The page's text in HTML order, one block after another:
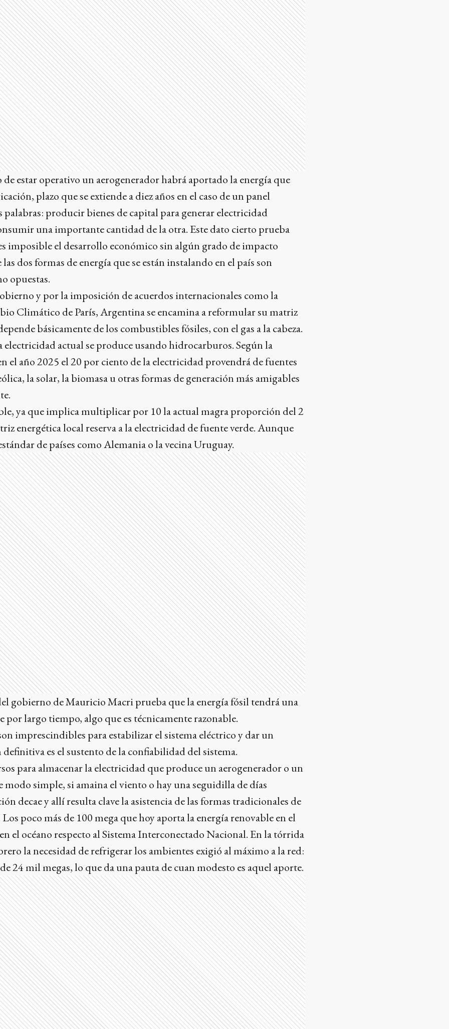
estar operativo un aerogenerador habrá aportado la energía que
plazo que se extiende a diez años en el caso de un panel
palabras: producir bienes de capital para generar electricidad
una importante cantidad de la otra. Este dato cierto prueba
imposible el desarrollo económico sin algún grado de impacto
dos formas de energía que se están instalando en el país son
opuestas.
y por la imposición de acuerdos internacionales como la
Climático de París, Argentina se encamina a reformular su matriz
básicamente de los combustibles fósiles, con el gas a la cabeza.
electricidad actual se produce usando hidrocarburos. Según la
el año 2025 el 20 por ciento de la electricidad provendrá de fuentes
la solar, la biomasa u otras formas de generación más amigables
ya que implica multiplicar por 10 la actual magra proporción del 2
energética local reserva a la electricidad de fuente verde. Aunque
de países como Alemania o la vecina Uruguay.
gobierno de Mauricio Macri prueba que la energía fósil tendrá una
largo tiempo, algo que es técnicamente razonable.
imprescindibles para estabilizar el sistema eléctrico y dar un
es el sustento de la confiabilidad del sistema.
para almacenar la electricidad que produce un aerogenerador o un
modo simple, si amaina el viento o hay una seguidilla de días
decae y allí resulta clave la asistencia de las formas tradicionales de
poco más de 100 mega que hoy aporta la energía renovable en el
el océano respecto al Sistema Interconectado Nacional. En la tórrida
la necesidad de refrigerar los ambientes exigió al máximo a la red:
24 mil megas, lo que da una pauta de cuan modesto es aquel aporte.